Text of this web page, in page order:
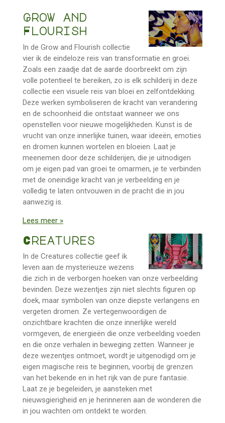
Grow and
Flourish
In de Grow and Flourish collectie
vier ik de eindeloze reis van transformatie en groei.
Zoals een zaadje dat de aarde doorbreekt om zijn
volle potentieel te bereiken, zo is elk schilderij in deze
collectie een visuele reis van bloei en zelfontdekking.
Deze werken symboliseren de kracht van verandering
en de schoonheid die ontstaat wanneer we ons
openstellen voor nieuwe mogelijkheden. Kunst is de
vrucht van onze innerlijke tuinen, waar ideeën, emoties
en dromen kunnen wortelen en bloeien. Laat je
meenemen door deze schilderijen, die je uitnodigen
om je eigen pad van groei te omarmen, je te verbinden
met de oneindige kracht van je verbeelding en je
volledig te laten ontvouwen in de pracht die in jou
aanwezig is.
Lees meer »
Creatures
In de Creatures collectie geef ik
leven aan de mysterieuze wezens
die zich in de verborgen hoeken van onze verbeelding
bevinden. Deze wezentjes zijn niet slechts figuren op
doek, maar symbolen van onze diepste verlangens en
vergeten dromen. Ze vertegenwoordigen de
onzichtbare krachten die onze innerlijke wereld
vormgeven, de energieën die onze verbeelding voeden
en die onze verhalen in beweging zetten. Wanneer je
deze wezentjes ontmoet, wordt je uitgenodigd om je
eigen magische reis te beginnen, voorbij de grenzen
van het bekende en in het rijk van de pure fantasie.
Laat ze je begeleiden, je aansteken met
nieuwsgierigheid en je herinneren aan de wonderen die
in jou wachten om ontdekt te worden.